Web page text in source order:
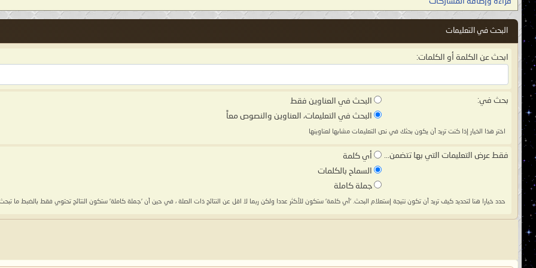
البحث في التعليمات
ابحث عن الكلمة أو الكلمات:
بحث في:
البحث في العناوين فقط
البحث في التعليمات، العناوين والنصوص معاً
اختر هذا الخيار إذا كنت تريد أن يكون بحثك في نص التعليمات مشابها لعناوينها
فقط عرض التعليمات التي بها تتضمن...
أي كلمة
السماح بالكلمات
جملة كاملة
حدد خيارا هنا لتحديد كيف تريد أن تكون نتيجة إستعلام البحث. 'أي كلمة' ستكون للأكثر عددا ولكن ربما لا اقل عن النتائج ذات الصلة ، في حين أن 'جملة كاملة' ستكون النتائج تحتوي فقط بالضبط ما